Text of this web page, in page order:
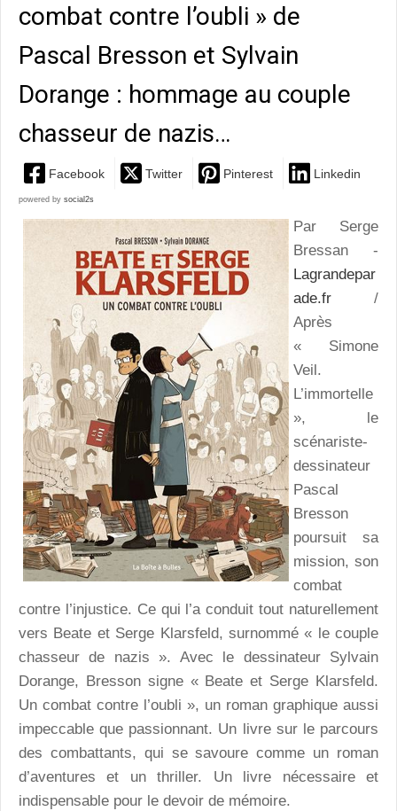
combat contre l’oubli » de
Pascal Bresson et Sylvain
Dorange : hommage au couple
chasseur de nazis…
Facebook Twitter Pinterest Linkedin
powered by social2s
Par Serge
Bressan -
Lagrandepar
ade.fr /
Après
« Simone
Veil.
L’immortelle
», le
scénariste-
dessinateur
Pascal
Bresson
poursuit sa
mission, son
combat
contre l’injustice. Ce qui l’a conduit tout naturellement
vers Beate et Serge Klarsfeld, surnommé « le couple
chasseur de nazis ». Avec le dessinateur Sylvain
Dorange, Bresson signe « Beate et Serge Klarsfeld.
Un combat contre l’oubli », un roman graphique aussi
impeccable que passionnant. Un livre sur le parcours
des combattants, qui se savoure comme un roman
d’aventures et un thriller. Un livre nécessaire et
indispensable pour le devoir de mémoire.